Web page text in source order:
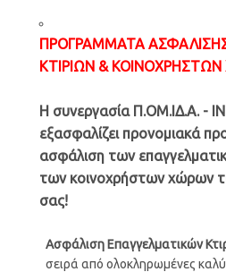
ΠΡΟΓΡΑΜΜΑΤΑ
ΚΤΙΡΙΩΝ &
Η συνεργασία Π.ΟΜ.ΙΔ.Α. -
εξασφαλίζει προνομιακά
ασφάλιση των
τωνκοινοχρήστων χώρων
σας!
Ασφάλιση Επαγγελματικών
σειρά από ολοκληρωμένες